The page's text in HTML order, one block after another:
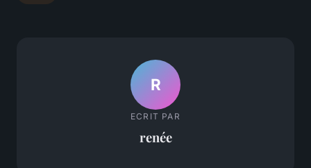
R
ECRIT PAR
renée